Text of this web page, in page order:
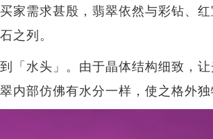
家需求甚殷，翡翠依然与彩钻、
之列。
「水头」。由于晶体结构细致，
内部仿佛有水分一样，使之格外独